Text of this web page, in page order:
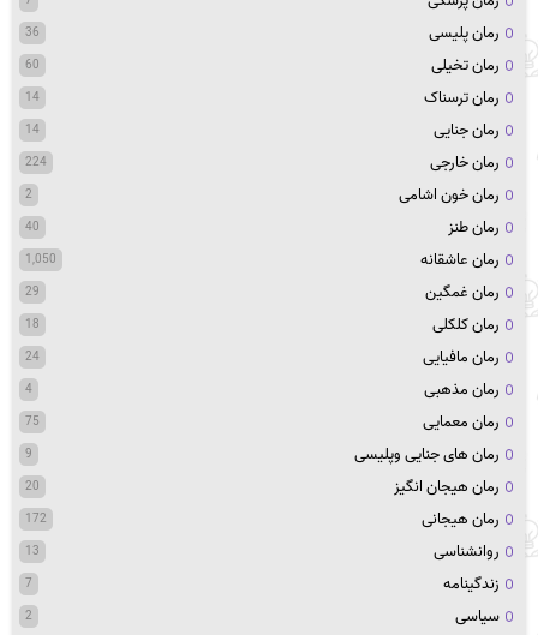
رمان پلیسی 36
رمان تخیلی 60
رمان ترسناک 14
رمان جنایی 14
رمان خارجی 224
رمان خون اشامی 2
رمان طنز 40
رمان عاشقانه 1,050
رمان غمگین 29
رمان کلکلی 18
رمان مافیایی 24
رمان مذهبی 4
رمان معمایی 75
رمان های جنایی وپلیسی 9
رمان هیجان انگیز 20
رمان هیجانی 172
روانشناسی 13
زندگینامه 7
سیاسی 2